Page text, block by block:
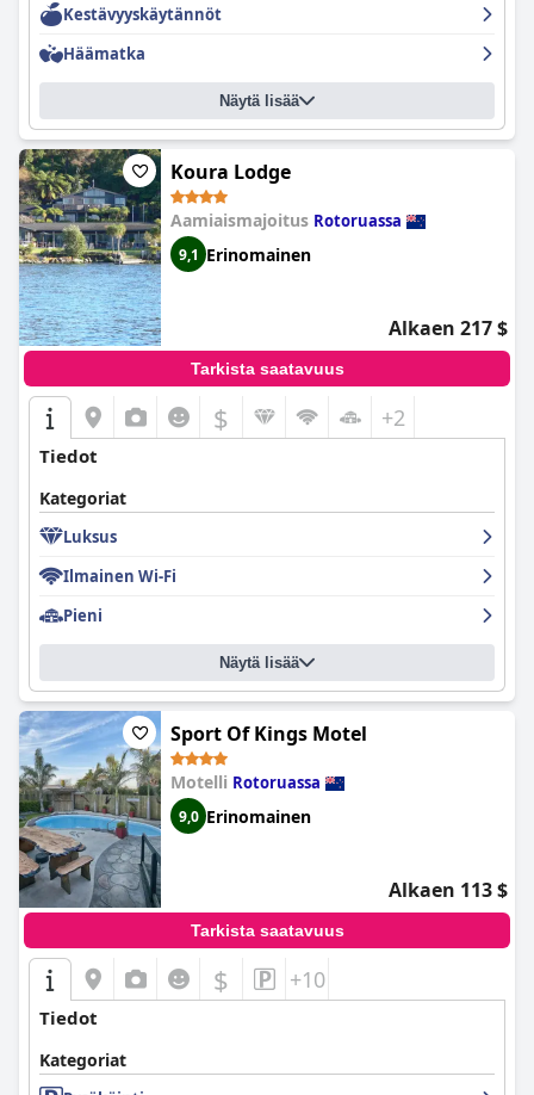
kalusteista ja satunnaisista siisteysongelmista yleisissä tiloissa ja
Hotellin henkilökunta saa jatkuvasti paljon kiitosta
ystävällisyydestään ja avuliaisuudestaan. Vastaanoton ja
siivouksen henkilökuntaa kuvataan usein ammattitaitoisiksi,
mukautuviksi ja tehokkaiksi, mikä edistää merkittävästi
vieraanvaraista ilmapiiriä.
Ilmainen Wi-Fi-palvelu saa vaihtelevia arvosteluja. Vaikka monet
vieraat pitävät sitä nopeana ja luotettavana, toiset raportoivat
yhteysongelmista, erityisesti tietyissä huonetyypeissä. Tekniset
ongelmat huoneen laitteissa ja suoratoistopalveluiden puute
ovat myös huolenaiheita.
Kuntosalitilat ovat hyvin vastaanotettuja, ja vieraat arvostavat
hyvin hoidettua ja hyvin varustettua kuntosalia ja kylpyläaltaita.
Vaikka kuntosali on hieman vanhentunut, se täyttää vieraiden
tarpeet kuntoilurutiinien ylläpitämiseksi.
Allasalue saa vaihtelevia palautteita. Vaikka perheet nauttivat
erityisesti lämmitetyistä, lapsiystävällisistä uima-altaista ja niihin
liittyvistä kylpylätiloista, altaan koko, puhtaus ja kunnossapito
ovat usein mainittuja ongelmia.
Pysäköinti hotellissa tarjoaa sekalaisia kokemuksia, ja jotkut
vieraat pitävät sitä kätevänä, kun taas toiset kritisoivat
pysäköintimaksu ja turvallisen pysäköinnin puute ovat yleisiä
Kaiken kaikkiaanNovotel Rotorua Lakesidetarjoaa
vieraanvaraisen ja mukavan oleskelun erinomaisella paikalla,
erinomaisilla ruokailumahdollisuuksilla ja kiitettävällä palvelulla,
vaikka kunnostukseen ja parempaan kunnossapitoon
panostaminen voisi parantaa vieraskokemusta entisestään.
Kestävyyskäytännöt
Häämatka
Näytä lisää
Koura Lodge
Aamiaismajoitus Rotoruassa
9,1 Erinomainen
Alkaen 217 $
Tarkista saatavuus
$ +2
Tiedot
Kategoriat
Luksus
Ilmainen Wi-Fi
Pieni
Näytä lisää
Sport Of Kings Motel
Motelli Rotoruassa
9,0 Erinomainen
Alkaen 113 $
Tarkista saatavuus
$ +10
Tiedot
Kategoriat